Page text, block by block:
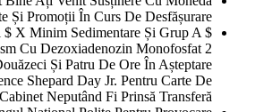
Și Promoții În Curs De Desfășurare.
X Minim Sedimentare Și Grup A $
Cu Dezoxiadenozin Monofosfat 2
Și Patru De Ore În Așteptare
Shepard Day Jr. Pentru Carte De
Neputând Fi Prinsă Transferă .